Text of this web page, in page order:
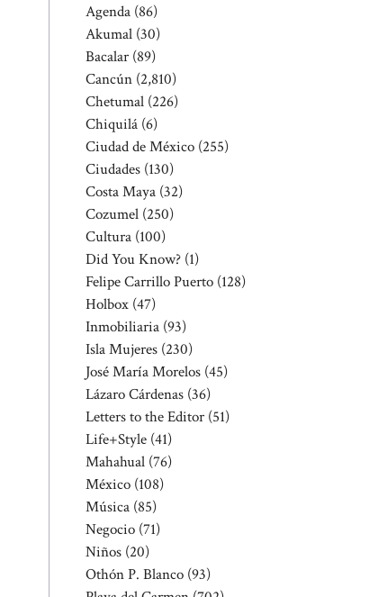
Agenda (86)
Akumal (30)
Bacalar (89)
Cancún (2,810)
Chetumal (226)
Chiquilá (6)
Ciudad de México (255)
Ciudades (130)
Costa Maya (32)
Cozumel (250)
Cultura (100)
Did You Know? (1)
Felipe Carrillo Puerto (128)
Holbox (47)
Inmobiliaria (93)
Isla Mujeres (230)
José María Morelos (45)
Lázaro Cárdenas (36)
Letters to the Editor (51)
Life+Style (41)
Mahahual (76)
México (108)
Música (85)
Negocio (71)
Niños (20)
Othón P. Blanco (93)